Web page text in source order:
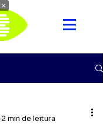
2 min de leitura
×